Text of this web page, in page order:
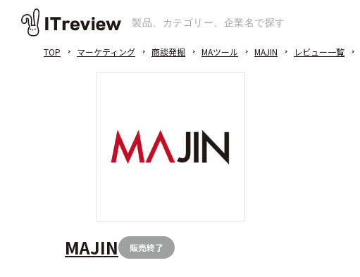
TOP マーケティング 商談発掘 MAツール MAJIN レビュー一覧
MAJIN 販売終了